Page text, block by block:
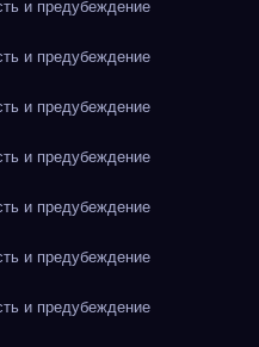
и предубеждение
и предубеждение
и предубеждение
и предубеждение
и предубеждение
и предубеждение
и предубеждение